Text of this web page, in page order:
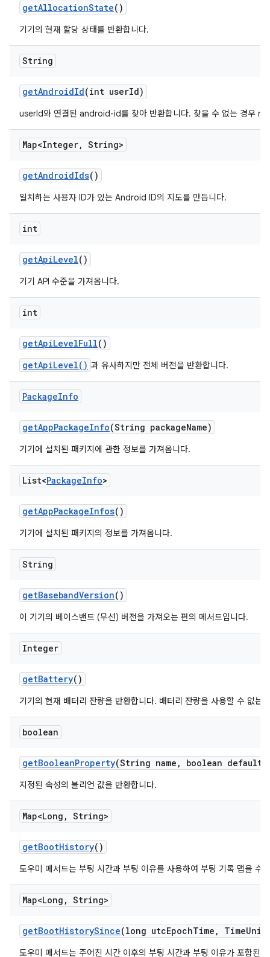
getAllocationState()
기기의 현재 할당 상태를 반환합니다.
String
getAndroidId(int userId)
userId와 연결된 android-id를 찾아 반환합니다. 찾을 수 없는 경우
Map<Integer, String>
getAndroidIds()
일치하는 사용자 ID가 있는 Android ID의 지도를 만듭니다.
int
getApiLevel()
기기 API 수준을 가져옵니다.
int
getApiLevelFull()
getApiLevel() 과 유사하지만 전체 버전을 반환합니다.
PackageInfo
getAppPackageInfo(String packageName)
기기에 설치된 패키지에 관한 정보를 가져옵니다.
List<PackageInfo>
getAppPackageInfos()
기기에 설치된 패키지의 정보를 가져옵니다.
String
getBasebandVersion()
이 기기의 베이스밴드 (무선) 버전을 가져오는 편의 메서드입니다.
Integer
getBattery()
기기의 현재 배터리 잔량을 반환합니다. 배터리 잔량을 사용할 수 없는
boolean
getBooleanProperty(String name , boolean default
지정된 속성의 불리언 값을 반환합니다.
Map<Long , String>
getBootHistory()
도우미 메서드는 부팅 시간과 부팅 이유를 사용하여 부팅 기록 맵을 수
Map<Long , String>
getBootHistorySince(long utcEpochTime , TimeUnit
도우미 메서드는 주어진 시간 이후의 부팅 시간과 부팅 이유가 포함된